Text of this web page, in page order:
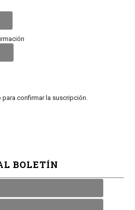
para confirmar la suscripción.
BOLETÍN